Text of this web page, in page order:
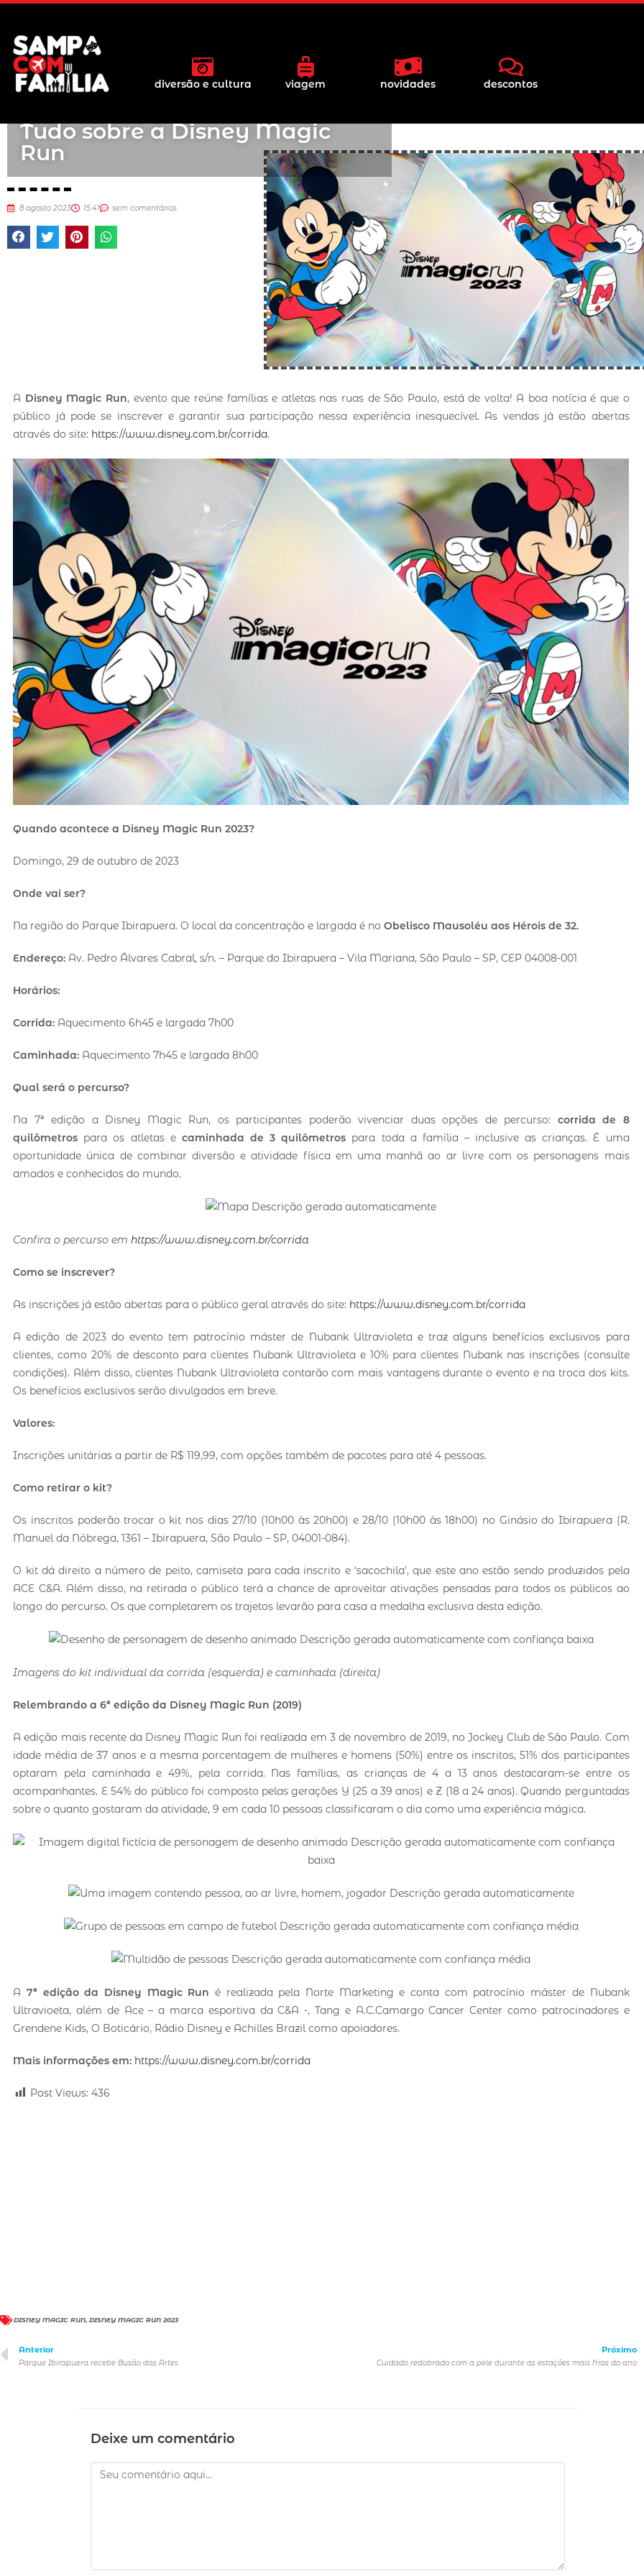
diversão e cultura viagem novidades descontos
Tudo sobre a Disney Magic
Run
8 agosto 2023 15:41 sem comentários
A Disney Magic Run, evento que reúne famílias e atletas nas ruas de São Paulo, está de volta! A boa notícia é que o
público já pode se inscrever e garantir sua participação nessa experiência inesquecível. As vendas já estão abertas
através do site: https://www.disney.com.br/corrida.
Quando acontece a Disney Magic Run 2023?
Domingo, 29 de outubro de 2023
Onde vai ser?
Na região do Parque Ibirapuera. O local da concentração e largada é noObelisco Mausoléu aos Hérois de 32.
Endereço: Av. Pedro Álvares Cabral, s/n. – Parque do Ibirapuera – Vila Mariana, São Paulo – SP, CEP 04008-001
Horários:
Corrida: Aquecimento 6h45 e largada 7h00
Caminhada: Aquecimento 7h45 e largada 8h00
Qual será o percurso?
Na 7ª edição a Disney Magic Run, os participantes poderão vivenciar duas opções de percurso: corrida de 8
quilômetros para os atletas e caminhada de 3 quilômetros para toda a família – inclusive as crianças. É uma
oportunidade única de combinar diversão e atividade física em uma manhã ao ar livre com os personagens mais
amados e conhecidos do mundo.
Confira o percurso emhttps://www.disney.com.br/corrida
Como se inscrever?
As inscrições já estão abertas para o público geral através do site: https://www.disney.com.br/corrida
A edição de 2023 do evento tem patrocínio máster de Nubank Ultravioleta e traz alguns benefícios exclusivos para
clientes, como 20% de desconto para clientes Nubank Ultravioleta e 10% para clientes Nubank nas inscrições (consulte
condições). Além disso, clientes Nubank Ultravioleta contarão com mais vantagens durante o evento e na troca dos kits.
Os benefícios exclusivos serão divulgados em breve.
Valores:
Inscrições unitárias a partir de R$ 119,99, com opções também de pacotes para até 4 pessoas.
Como retirar o kit?
Os inscritos poderão trocar o kit nos dias 27/10 (10h00 às 20h00) e 28/10 (10h00 às 18h00) no Ginásio do Ibirapuera (R.
Manuel da Nóbrega, 1361 – Ibirapuera, São Paulo – SP, 04001-084).
O kit dá direito a número de peito, camiseta para cada inscrito e ‘sacochila’, que este ano estão sendo produzidos pela
ACE C&A. Além disso, na retirada o público terá a chance de aproveitar ativações pensadas para todos os públicos ao
longo do percurso. Os que completarem os trajetos levarão para casa a medalha exclusiva desta edição.
Imagens do kit individual da corrida (esquerda) e caminhada (direita)
Relembrando a 6ª edição da Disney Magic Run (2019)
A edição mais recente da Disney Magic Run foi realizada em 3 de novembro de 2019, no Jockey Club de São Paulo. Com
idade média de 37 anos e a mesma porcentagem de mulheres e homens (50%) entre os inscritos, 51% dos participantes
optaram pela caminhada e 49%, pela corrida. Nas famílias, as crianças de 4 a 13 anos destacaram-se entre os
acompanhantes. E 54% do público foi composto pelas gerações Y (25 a 39 anos) e Z (18 a 24 anos). Quando perguntadas
sobre o quanto gostaram da atividade, 9 em cada 10 pessoas classificaram o dia como uma experiência mágica.
A 7ª edição da Disney Magic Run é realizada pela Norte Marketing e conta com patrocínio máster de Nubank
Ultravioeta, além de Ace – a marca esportiva da C&A -, Tang e A.C.Camargo Cancer Center como patrocinadores e
Grendene Kids, O Boticário, Rádio Disney e Achilles Brazil como apoiadores.
Mais informações em: https://www.disney.com.br/corrida
Post Views: 436
DISNEY MAGIC RUN, DISNEY MAGIC RUN 2023
Anterior
Parque Ibirapuera recebe Busão das Artes
Próximo
Cuidado redobrado com a pele durante as estações mais frias do ano
Deixe um comentário